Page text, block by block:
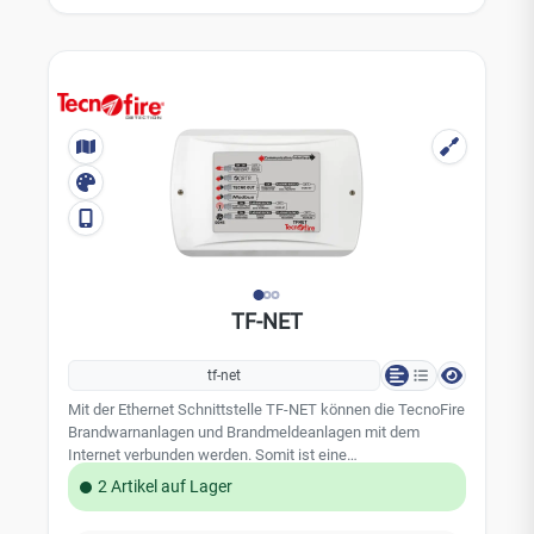
TF-NET
tf-net
Mit der Ethernet Schnittstelle TF-NET können die TecnoFire
Brandwarnanlagen und Brandmeldeanlagen mit dem
Internet verbunden werden. Somit ist eine
Alarmübertragung und Statusmeldungen über die Internet
Schnittstelle möglich. Mit der TF-Net Schnittstelle ist die
2 Artikel auf Lager